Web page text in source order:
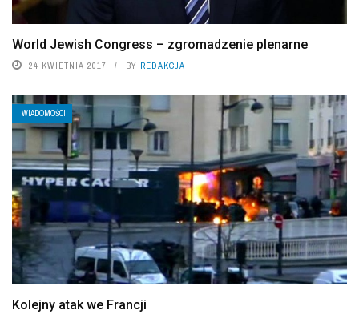
World Jewish Congress – zgromadzenie plenarne
24 KWIETNIA 2017 BY REDAKCJA
WIADOMOŚCI
Kolejny atak we Francji